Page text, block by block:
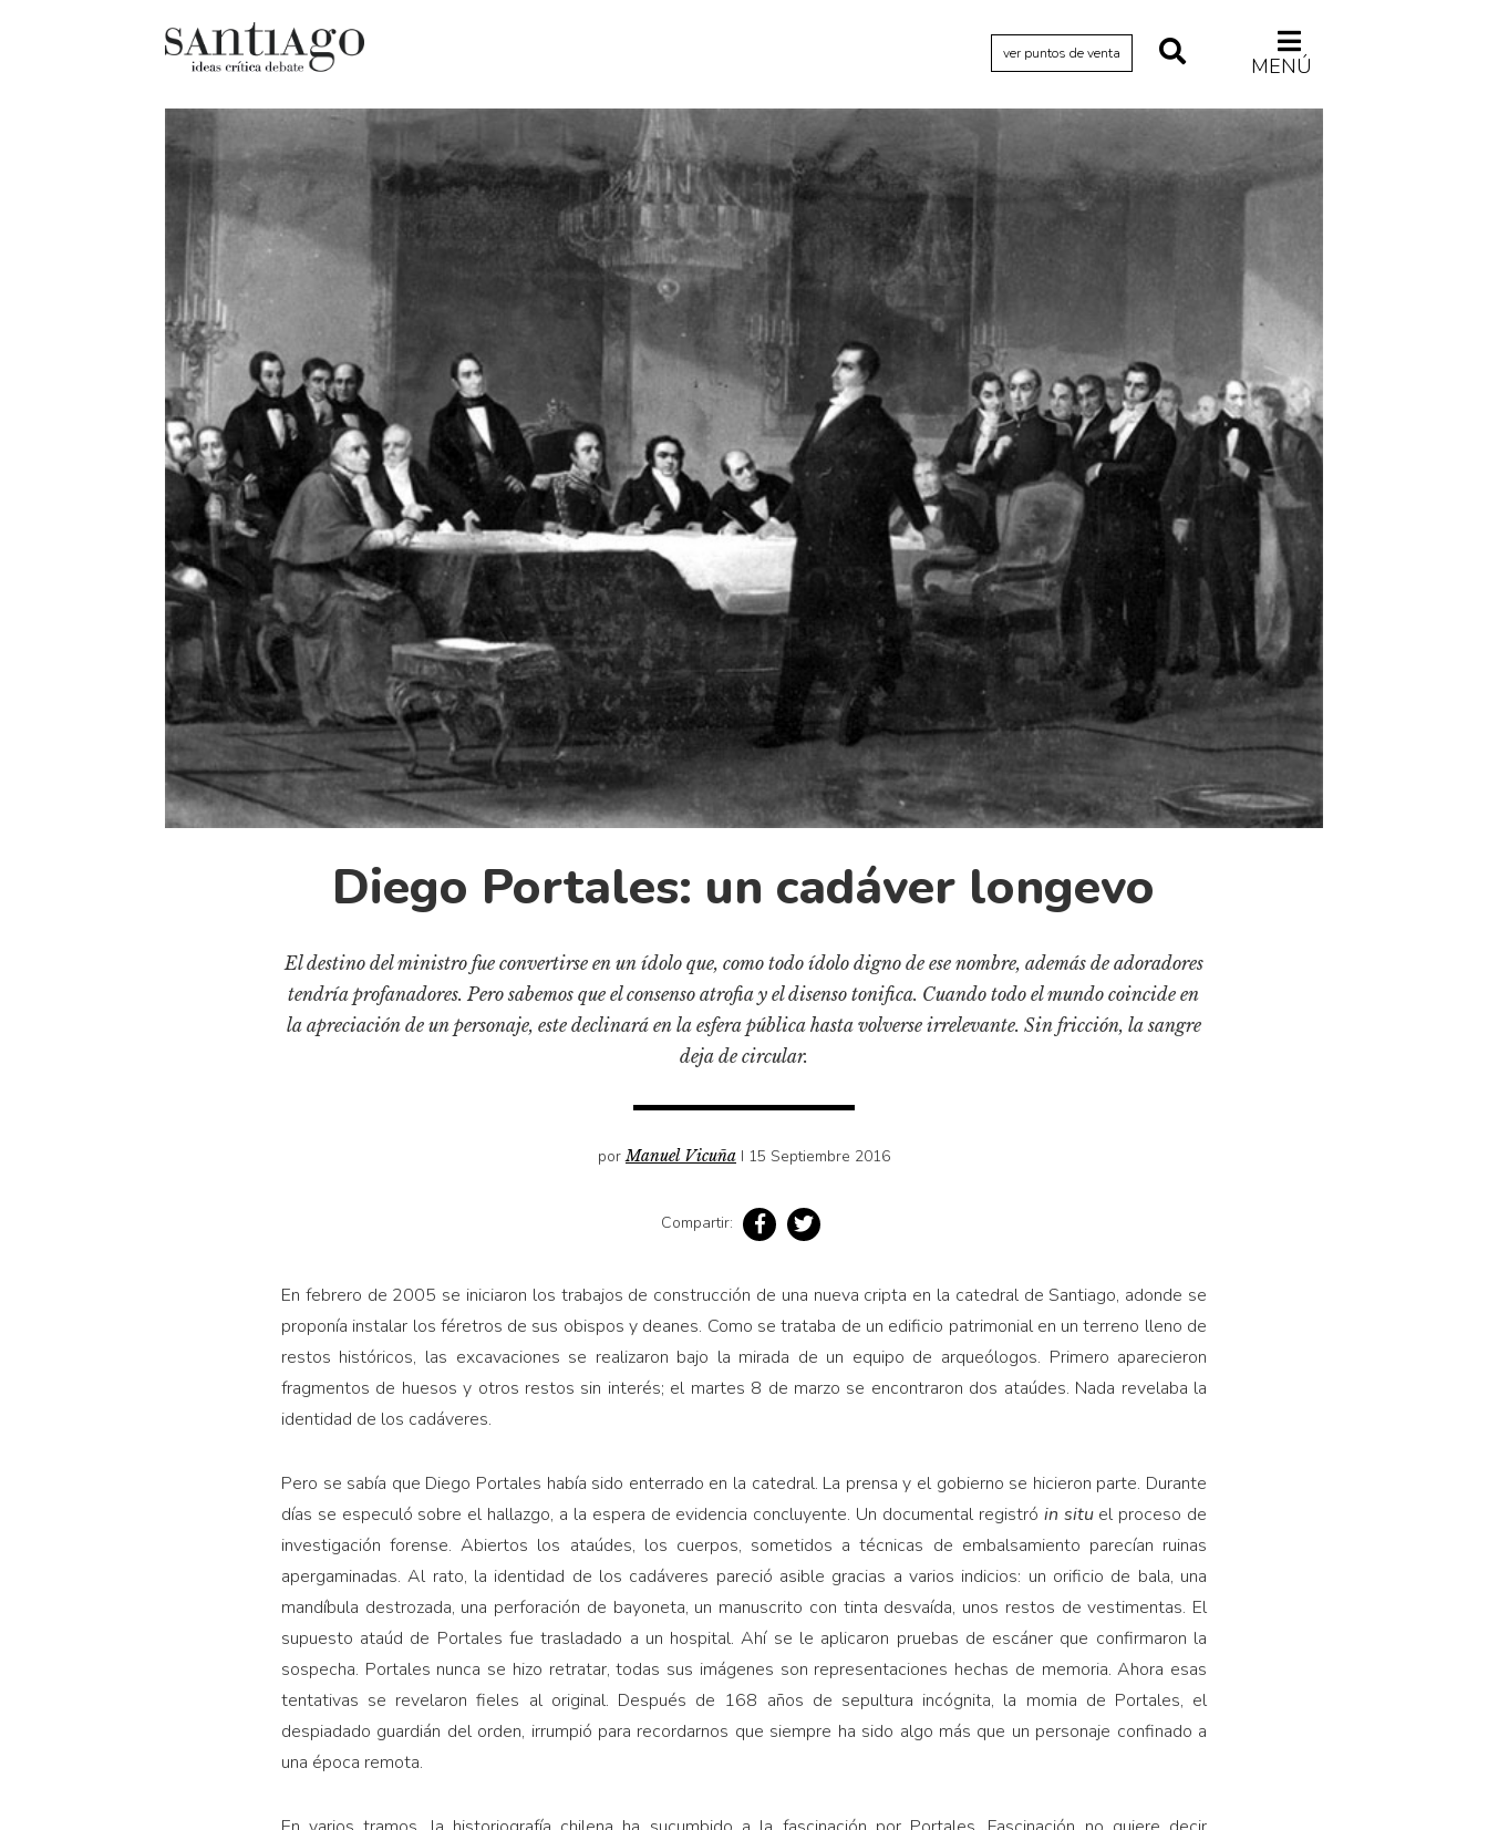
ver puntos de venta MENÚ
Actualidad
Archivo Cenfoto-UDP
Arquetipos de situación
Artes visuales
Ciencia
Cine y televisión
Ciudad
Cómics
Críticas
Cultura
Diccionario portátil de la literatura
chilena
Documentos
Gran reserva
Historia
Historia material de los libros
Lagunas mentales
Libros
Libros usados
Literatura
Medioambiente
Narrativas visuales
Pensamiento
Pensamiento ilustrado
Personaje
Personajes secundarios
Política
Relecturas
Sociedad
Turismo accidental
Vidas paralelas
Voces y lecturas
Diego Portales: un cadáver longevo
El destino del ministro fue convertirse en un ídolo que, como todo ídolo digno de ese nombre, además de adoradores
tendría profanadores. Pero sabemos que el consenso atrofia y el disenso tonifica. Cuando todo el mundo coincide en
la apreciación de un personaje, este declinará en la esfera pública hasta volverse irrelevante. Sin fricción, la sangre
deja de circular.
porManuel Vicuña I 15 Septiembre 2016
Compartir:
En febrero de 2005 se iniciaron los trabajos de construcción de una nueva cripta en la catedral de Santiago, adonde se
proponía instalar los féretros de sus obispos y deanes. Como se trataba de un edificio patrimonial en un terreno lleno de
restos históricos, las excavaciones se realizaron bajo la mirada de un equipo de arqueólogos. Primero aparecieron
fragmentos de huesos y otros restos sin interés; el martes 8 de marzo se encontraron dos ataúdes. Nada revelaba la
identidad de los cadáveres.
Pero se sabía que Diego Portales había sido enterrado en la catedral. La prensa y el gobierno se hicieron parte. Durante
días se especuló sobre el hallazgo, a la espera de evidencia concluyente. Un documental registró in situ el proceso de
investigación forense. Abiertos los ataúdes, los cuerpos, sometidos a técnicas de embalsamiento parecían ruinas
apergaminadas. Al rato, la identidad de los cadáveres pareció asible gracias a varios indicios: un orificio de bala, una
mandíbula destrozada, una perforación de bayoneta, un manuscrito con tinta desvaída, unos restos de vestimentas. El
supuesto ataúd de Portales fue trasladado a un hospital. Ahí se le aplicaron pruebas de escáner que confirmaron la
sospecha. Portales nunca se hizo retratar, todas sus imágenes son representaciones hechas de memoria. Ahora esas
tentativas se revelaron fieles al original. Después de 168 años de sepultura incógnita, la momia de Portales, el
despiadado guardián del orden, irrumpió para recordarnos que siempre ha sido algo más que un personaje confinado a
una época remota.